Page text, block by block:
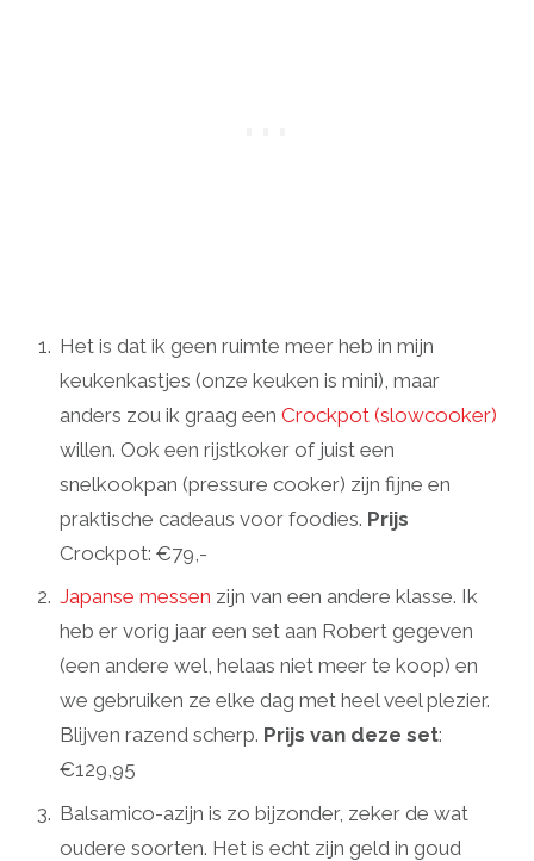
Het is dat ik geen ruimte meer heb in mijn
keukenkastjes (onze keuken is mini), maar
anders zou ik graag een Crockpot (slowcooker)
willen. Ook een rijstkoker of juist een
snelkookpan (pressure cooker) zijn fijne en
praktische cadeaus voor foodies. Prijs
Crockpot: €79,-
Japanse messen zijn van een andere klasse. Ik
heb er vorig jaar een set aan Robert gegeven
(een andere wel, helaas niet meer te koop) en
we gebruiken ze elke dag met heel veel plezier.
Blijven razend scherp. Prijs van deze set:
€129,95
Balsamico-azijn is zo bijzonder, zeker de wat
oudere soorten. Het is echt zijn geld in goud